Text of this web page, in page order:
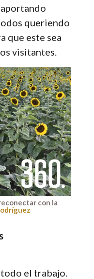
queriendo
que este sea
visitantes.
con la
el trabajo.